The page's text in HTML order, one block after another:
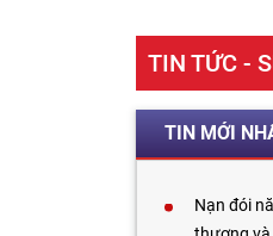
TIN TỨC -
TIN MỚI
Nạn đói